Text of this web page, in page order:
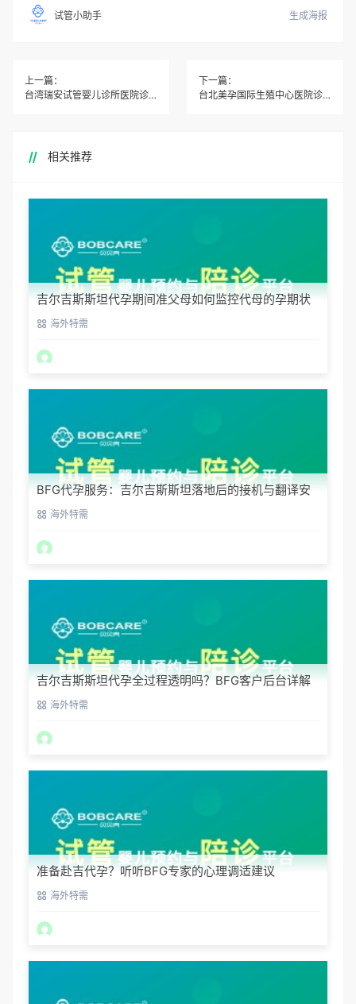
试管小助手 生成海报
上一篇：
台湾瑞安试管婴儿诊所医院诊所医生介绍
下一篇：
台北美孕国际生殖中心医院诊所医生介绍
相关推荐
吉尔吉斯斯坦代孕期间准父母如何监控代母的孕期状
态？海外特需
BFG代孕服务：吉尔吉斯斯坦落地后的接机与翻译安
排 海外特需
吉尔吉斯斯坦代孕全过程透明吗？BFG客户后台详解
海外特需
准备赴吉代孕？听听BFG专家的心理调适建议
海外特需